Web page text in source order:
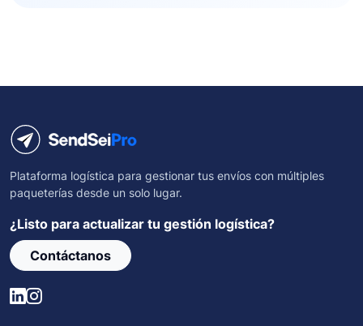
Plataforma logística para gestionar tus envíos con múltiples
paqueterías desde un solo lugar.
¿Listo para actualizar tu gestión logística?
Contáctanos